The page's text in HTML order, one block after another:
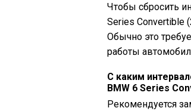
Чтобы сбросить
Series Convertible
Обычно это
работы
С каким
BMW 6 Series
Рекомендуется